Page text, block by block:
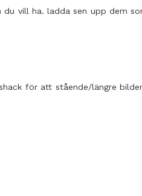
vill ha. ladda sen upp dem
för att stående/längre